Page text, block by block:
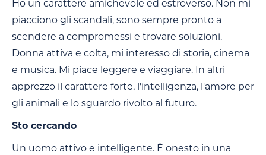
Ho un carattere amichevole ed estroverso. Non mi
piacciono gli scandali, sono sempre pronto a
scendere a compromessi e trovare soluzioni.
Donna attiva e colta, mi interesso di storia, cinema
e musica. Mi piace leggere e viaggiare. In altri
apprezzo il carattere forte, l'intelligenza, l'amore per
gli animali e lo sguardo rivolto al futuro.
Sto cercando
Un uomo attivo e intelligente. È onesto in una